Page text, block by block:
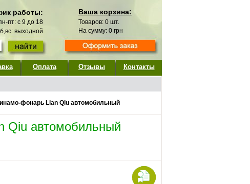
работы:
пт: с 9 до 18
выходной
Ваша корзина:
Товаров: 0 шт.
На сумму: 0 грн
Оплата Отзывы Контакты
фонарь Lian Qiu автомобильный
Qiu автомобильный